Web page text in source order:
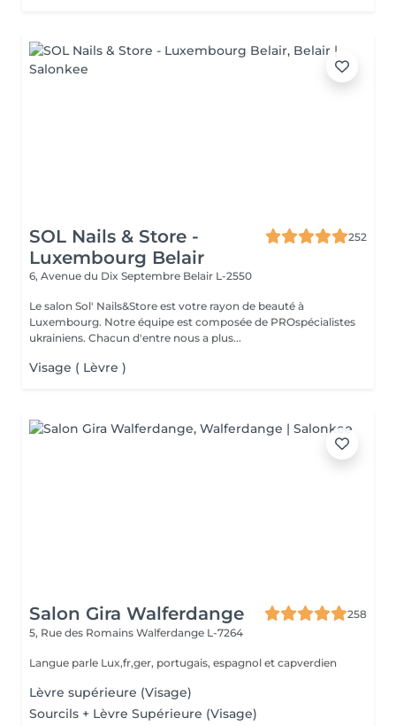
SOL Nails & Store -
Luxembourg Belair
252
6, Avenue du Dix Septembre Belair L-2550
Le salon Sol' Nails&Store est votre rayon de beauté à
Luxembourg. Notre équipe est composée de PROspécialistes
ukrainiens. Chacun d'entre nous a plus...
Visage ( Lèvre )
Salon Gira Walferdange
258
5, Rue des Romains Walferdange L-7264
Langue parle Lux,fr,ger, portugais, espagnol et capverdien
Lèvre supérieure (Visage)
Sourcils + Lèvre Supérieure (Visage)